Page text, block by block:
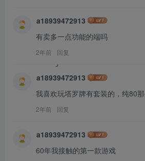
a18939472913
有卖多一点功能的端吗
2年前 回复
a18939472913
我喜欢玩塔罗牌有套装的，纯80
2年前 回复
a18939472913
60年我接触的第一款游戏